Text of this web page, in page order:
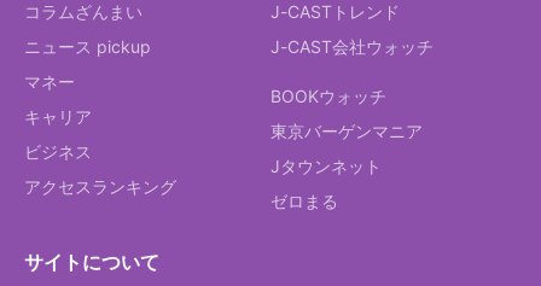
コラムざんまい
ニュース pickup
マネー
キャリア
ビジネス
アクセスランキング
J-CASTトレンド
J-CAST会社ウォッチ
BOOKウォッチ
東京バーゲンマニア
Jタウンネット
ゼロまる
サイトについて